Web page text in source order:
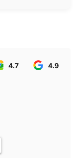
4.7 4.9